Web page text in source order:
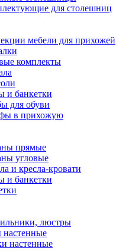
для столешниц
мебели для прихожей
комплекты
и банкетки
для обуви
в прихожую
прямые
угловые
и кресла-кровати
и банкетки
люстры
настенные
настенные